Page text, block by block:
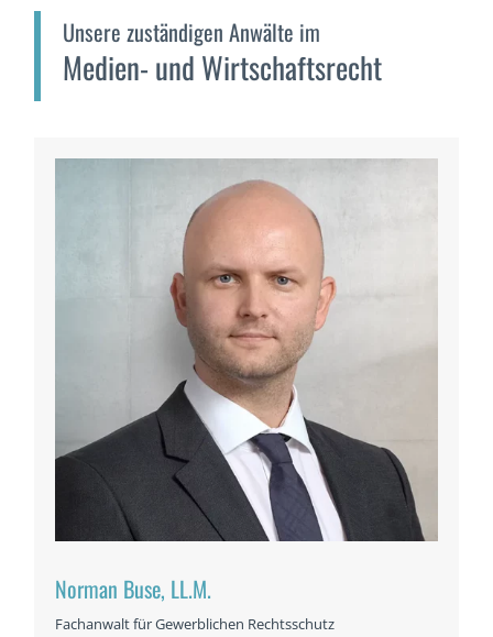
Unsere zuständigen Anwälte im
Medien- und Wirtschaftsrecht
Norman Buse, LL.M.
Fachanwalt für Gewerblichen Rechtsschutz